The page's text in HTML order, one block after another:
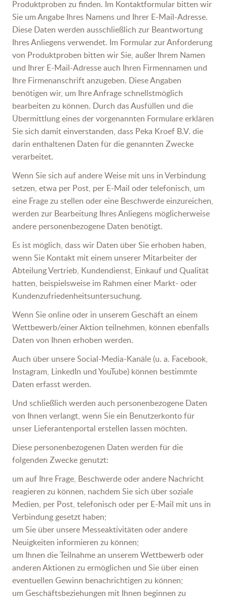
Produktproben zu finden. Im Kontaktformular bitten wir
Sie um Angabe Ihres Namens und Ihrer E-Mail-Adresse.
Diese Daten werden ausschließlich zur Beantwortung
Ihres Anliegens verwendet. Im Formular zur Anforderung
von Produktproben bitten wir Sie, außer Ihrem Namen
und Ihrer E-Mail-Adresse auch Ihren Firmennamen und
Ihre Firmenanschrift anzugeben. Diese Angaben
benötigen wir, um Ihre Anfrage schnellstmöglich
bearbeiten zu können. Durch das Ausfüllen und die
Übermittlung eines der vorgenannten Formulare erklären
Sie sich damit einverstanden, dass Peka Kroef B.V. die
darin enthaltenen Daten für die genannten Zwecke
verarbeitet.
Wenn Sie sich auf andere Weise mit uns in Verbindung
setzen, etwa per Post, per E-Mail oder telefonisch, um
eine Frage zu stellen oder eine Beschwerde einzureichen,
werden zur Bearbeitung Ihres Anliegens möglicherweise
andere personenbezogene Daten benötigt.
Es ist möglich, dass wir Daten über Sie erhoben haben,
wenn Sie Kontakt mit einem unserer Mitarbeiter der
Abteilung Vertrieb, Kundendienst, Einkauf und Qualität
hatten, beispielsweise im Rahmen einer Markt- oder
Kundenzufriedenheitsuntersuchung.
Wenn Sie online oder in unserem Geschäft an einem
Wettbewerb/einer Aktion teilnehmen, können ebenfalls
Daten von Ihnen erhoben werden.
Auch über unsere Social-Media-Kanäle (u. a. Facebook,
Instagram, LinkedIn und YouTube) können bestimmte
Daten erfasst werden.
Und schließlich werden auch personenbezogene Daten
von Ihnen verlangt, wenn Sie ein Benutzerkonto für
unser Lieferantenportal erstellen lassen möchten.
Diese personenbezogenen Daten werden für die
folgenden Zwecke genutzt:
um auf Ihre Frage, Beschwerde oder andere Nachricht
reagieren zu können, nachdem Sie sich über soziale
Medien, per Post, telefonisch oder per E-Mail mit uns in
Verbindung gesetzt haben;
um Sie über unsere Messeaktivitäten oder andere
Neuigkeiten informieren zu können;
um Ihnen die Teilnahme an unserem Wettbewerb oder
anderen Aktionen zu ermöglichen und Sie über einen
eventuellen Gewinn benachrichtigen zu können;
um Geschäftsbeziehungen mit Ihnen beginnen zu